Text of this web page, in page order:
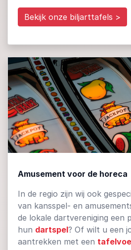
Bekijk onze biljarttafels >
Amusement voor de horeca
In de regio zijn wij ook
van kansspel- en
de lokale dartvereniging een
hun dartspel? Of wilt u een
aantrekken met een